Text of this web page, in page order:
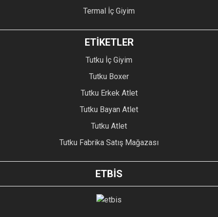
Termal İç Giyim
ETİKETLER
Tutku İç Giyim
Tutku Boxer
Tutku Erkek Atlet
Tutku Bayan Atlet
Tutku Atlet
Tutku Fabrika Satış Mağazası
ETBİS